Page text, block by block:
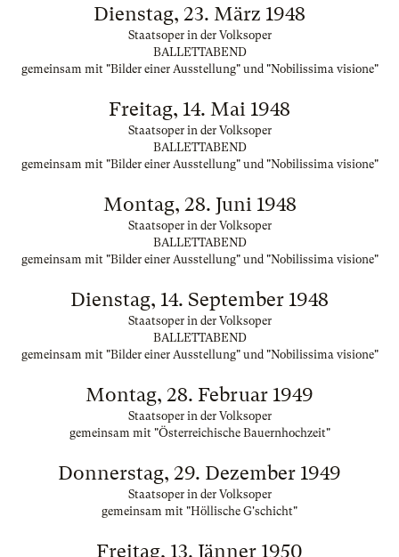
Dienstag, 23. März 1948
Staatsoper in der Volksoper
BALLETTABEND
gemeinsam mit "Bilder einer Ausstellung" und "Nobilissima visione"
Freitag, 14. Mai 1948
Staatsoper in der Volksoper
BALLETTABEND
gemeinsam mit "Bilder einer Ausstellung" und "Nobilissima visione"
Montag, 28. Juni 1948
Staatsoper in der Volksoper
BALLETTABEND
gemeinsam mit "Bilder einer Ausstellung" und "Nobilissima visione"
Dienstag, 14. September 1948
Staatsoper in der Volksoper
BALLETTABEND
gemeinsam mit "Bilder einer Ausstellung" und "Nobilissima visione"
Montag, 28. Februar 1949
Staatsoper in der Volksoper
gemeinsam mit "Österreichische Bauernhochzeit"
Donnerstag, 29. Dezember 1949
Staatsoper in der Volksoper
gemeinsam mit "Höllische G'schicht"
Freitag, 13. Jänner 1950